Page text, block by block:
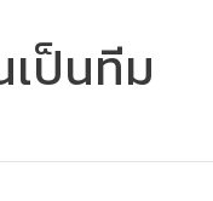
เป็นทีม